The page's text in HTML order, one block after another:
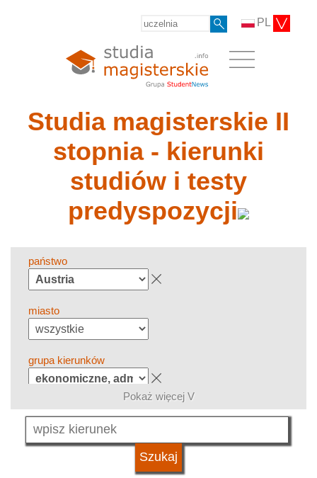
PL
Studia magisterskie II
stopnia - kierunki
studiów i testy
predyspozycji
państwo
miasto
grupa kierunków
język
Pokaż więcej V